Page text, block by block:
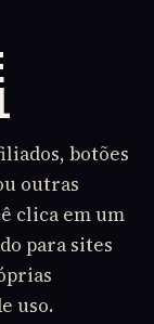
botões
outras
clica em um
para sites
uso.